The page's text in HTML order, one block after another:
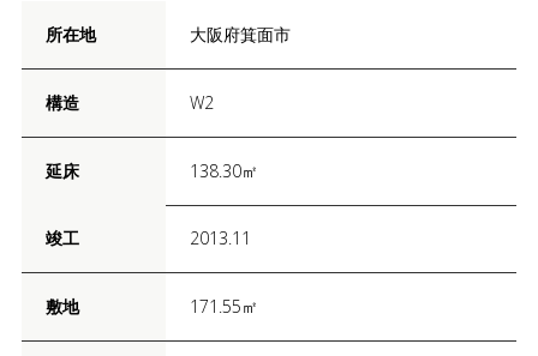
所在地 大阪府箕面市
構造 W2
延床 138.30㎡
竣工 2013.11
敷地 171.55㎡